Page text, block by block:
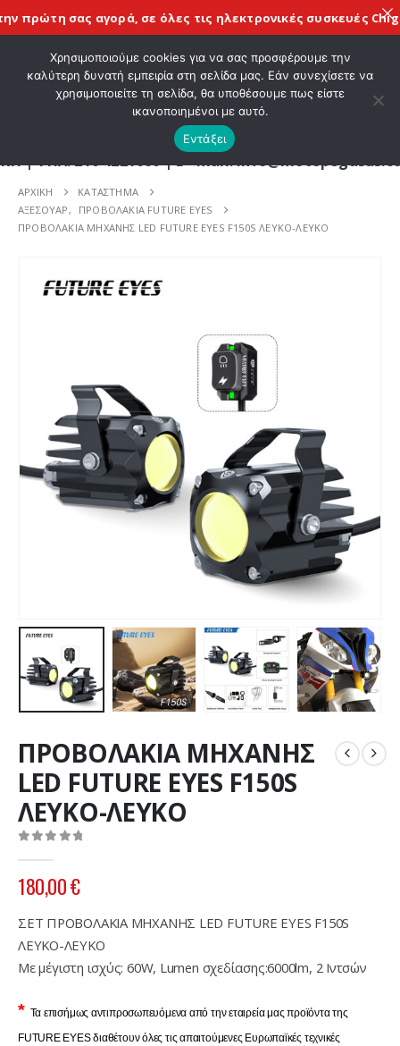
ΚΑΛΩΣ ΗΡΘΑΤΕ ΣΤΟ E-SHOP ΜΟΤΟ ΠΗΓΑΣΟΣ !
| E - mail: info@motopegasus.com |
ΑΡΧΙΚΉ
ΚΑΤΆΣΤΗΜΑ
ΑΞΕΣΟΥΑΡ,
ΠΡΟΒΟΛΑΚΙΑ FUTURE EYES
ΠΡΟΒΟΛΑΚΙΑ ΜΗΧΑΝΗΣ LED FUTURE EYES F150S ΛΕΥΚΟ-ΛΕΥΚΟ
ΠΡΟΒΟΛΑΚΙΑ ΜΗΧΑΝΗΣ
LED FUTURE EYES F150S
ΛΕΥΚΟ-ΛΕΥΚΟ
180,00€
ΣΕΤ ΠΡΟΒΟΛΑΚΙΑ ΜΗΧΑΝΗΣ LED FUTURE EYES F150S
ΛΕΥΚΟ-ΛΕΥΚΟ
Με μέγιστη ισχύς: 60W, Lumen σχεδίασης:6000lm, 2 Ιντσών
* Τα επισήμως αντιπροσωπευόμενα από την εταιρεία μας προϊόντα της
FUTURE EYES διαθέτουν όλες τις απαιτούμενες Ευρωπαϊκές τεχνικές
πρώτη σας αγορά, σε όλες τιςηλεκτρονικές συσκευές Chigee
Χρησιμοποιούμε cookies για να σας προσφέρουμε την
καλύτερη δυνατή εμπειρία στη σελίδα μας. Εάν συνεχίσετε να
χρησιμοποιείτε τη σελίδα, θα υποθέσουμε πως είστε
ικανοποιημένοι με αυτό.
Εντάξει